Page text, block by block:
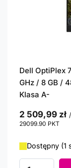
Dell OptiPlex
GHz / 8 GB /
Klasa A-
2 509,99 zł /
29099.90 PKT
Dostępny (1